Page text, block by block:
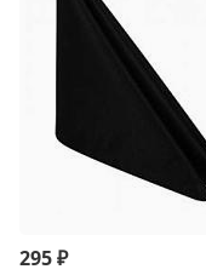
295₽